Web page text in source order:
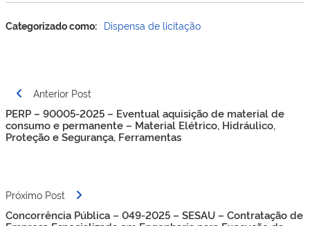
Categorizado como: Dispensa de licitação
Navegação
de
Post
Anterior Post
PERP – 90005-2025 – Eventual aquisição de material de
consumo e permanente – Material Elétrico, Hidráulico,
Proteção e Segurança, Ferramentas
Próximo Post
Concorrência Pública – 049-2025 – SESAU – Contratação de